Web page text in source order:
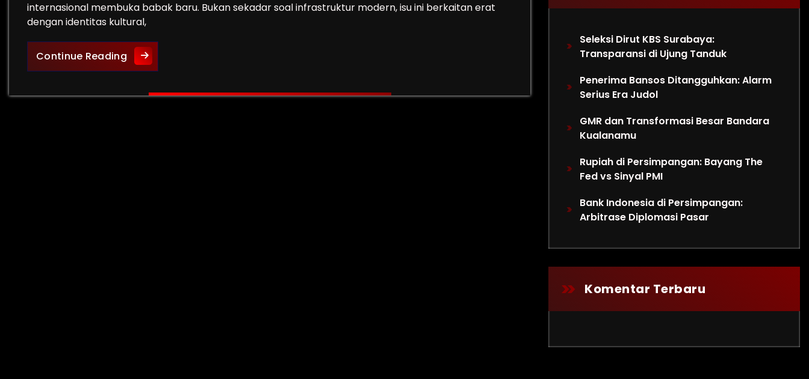
internasional membuka babak baru. Bukan sekadar soal infrastruktur modern, isu ini berkaitan erat
dengan identitas kultural,
Continue ReadingMedan dan Batik: Panggung Baru Ajang Dunia
Seleksi Dirut KBS Surabaya:
Transparansi di Ujung Tanduk
Penerima Bansos Ditangguhkan: Alarm
Serius Era Judol
GMR dan Transformasi Besar Bandara
Kualanamu
Rupiah di Persimpangan: Bayang The
Fed vs Sinyal PMI
Bank Indonesia di Persimpangan:
Arbitrase Diplomasi Pasar
Komentar Terbaru